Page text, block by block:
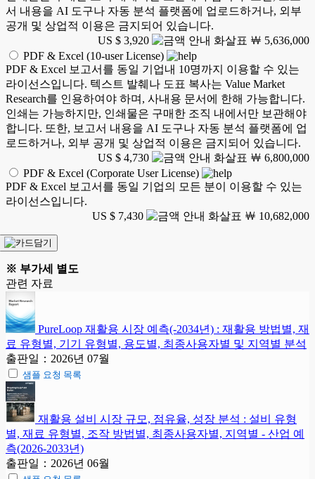
서 내용을 AI 도구나 자동 분석 플랫폼에 업로드하거나, 외부
공개 및 상업적 이용은 금지되어 있습니다.
US $ 3,920
￦ 5,636,000
PDF & Excel (10-user License)
PDF & Excel 보고서를 동일 기업내 10명까지 이용할 수 있는
라이선스입니다. 텍스트 발췌나 도표 복사는 Value Market
Research를 인용하여야 하며, 사내용 문서에 한해 가능합니다.
인쇄는 가능하지만, 인쇄물은 구매한 조직 내에서만 보관해야
합니다. 또한, 보고서 내용을 AI 도구나 자동 분석 플랫폼에 업
로드하거나, 외부 공개 및 상업적 이용은 금지되어 있습니다.
US $ 4,730
￦ 6,800,000
PDF & Excel (Corporate User License)
PDF & Excel 보고서를 동일 기업의 모든 분이 이용할 수 있는
라이선스입니다.
US $ 7,430
￦ 10,682,000
※ 부가세 별도
관련 자료
PureLoop 재활용 시장 예측(-2034년) : 재활용 방법별, 재
료 유형별, 기기 유형별, 용도별, 최종사용자별 및 지역별 분석
출판일：2026년 07월
샘플 요청 목록
재활용 설비 시장 규모, 점유율, 성장 분석 : 설비 유형
별, 재료 유형별, 조작 방법별, 최종사용자별, 지역별 - 산업 예
측(2026-2033년)
출판일：2026년 06월